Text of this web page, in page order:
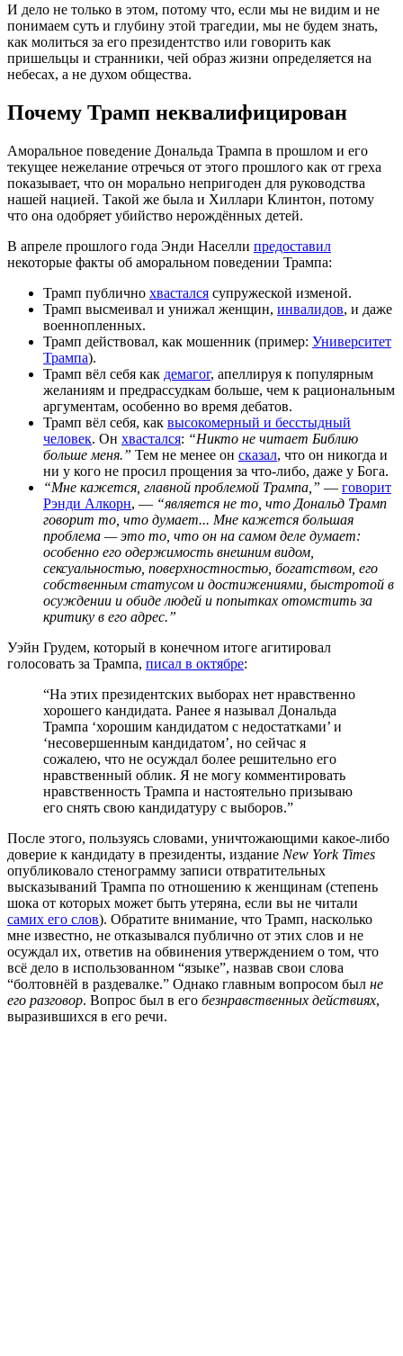
И дело не только в этом, потому что, если мы не видим и не
понимаем суть и глубину этой трагедии, мы не будем знать,
как молиться за его президентство или говорить как
пришельцы и странники, чей образ жизни определяется на
небесах, а не духом общества.
Почему Трамп неквалифицирован
Аморальное поведение Дональда Трампа в прошлом и его
текущее нежелание отречься от этого прошлого как от греха
показывает, что он морально непригоден для руководства
нашей нацией. Такой же была и Хиллари Клинтон, потому
что она одобряет убийство нерождённых детей.
В апреле прошлого года Энди Населли предоставил
некоторые факты об аморальном поведении Трампа:
Трамп публично хвастался супружеской изменой.
Трамп высмеивал и унижал женщин, инвалидов, и даже
военнопленных.
Трамп действовал, как мошенник (пример: Университет
Трампа).
Трамп вёл себя как демагог, апеллируя к популярным
желаниям и предрассудкам больше, чем к рациональным
аргументам, особенно во время дебатов.
Трамп вёл себя, как высокомерный и бесстыдный
человек. Он хвастался: “Никто не читает Библию
больше меня.” Тем не менее он сказал, что он никогда и
ни у кого не просил прощения за что-либо, даже у Бога.
“Мне кажется, главной проблемой Трампа,” — говорит
Рэнди Алкорн, — “является не то, что Дональд Трамп
говорит то, что думает... Мне кажется большая
проблема — это то, что он на самом деле думает:
особенно его одержимость внешним видом,
сексуальностью, поверхностностью, богатством, его
собственным статусом и достижениями, быстротой в
осуждении и обиде людей и попытках отомстить за
критику в его адрес.”
Уэйн Грудем, который в конечном итоге агитировал
голосовать за Трампа, писал в октябре:
“На этих президентских выборах нет нравственно
хорошего кандидата. Ранее я называл Дональда
Трампа ‘хорошим кандидатом с недостатками’ и
‘несовершенным кандидатом’, но сейчас я
сожалею, что не осуждал более решительно его
нравственный облик. Я не могу комментировать
нравственность Трампа и настоятельно призываю
его снять свою кандидатуру с выборов.”
После этого, пользуясь словами, уничтожающими какое-либо
доверие к кандидату в президенты, издание New York Times
опубликовало стенограмму записи отвратительных
высказываний Трампа по отношению к женщинам (степень
шока от которых может быть утеряна, если вы не читали
самих его слов). Обратите внимание, что Трамп, насколько
мне известно, не отказывался публично от этих слов и не
осуждал их, ответив на обвинения утверждением о том, что
всё дело в использованном “языке”, назвав свои слова
“болтовнёй в раздевалке.” Однако главным вопросом был не
его разговор. Вопрос был в его безнравственных действиях,
выразившихся в его речи.